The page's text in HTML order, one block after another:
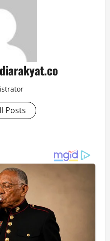
Posts